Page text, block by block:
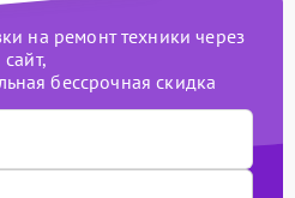
на ремонт техники через
сайт,
бессрочная скидка